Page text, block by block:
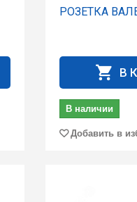
РОЗЕТКА
В
В наличии
Добавить в